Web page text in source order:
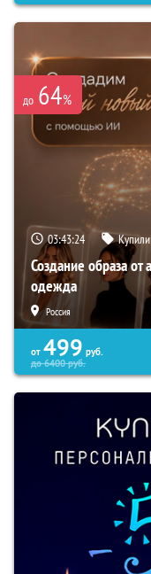
до 64%
03:43:23
Создание образа от
одежда
Россия
от 499 руб.
до6400руб.